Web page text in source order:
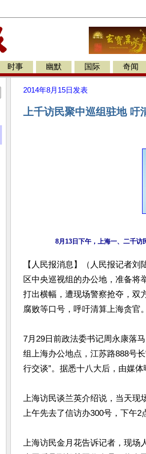
时事 幽默 国际 奇闻
2014年8月15日 发表
上千访民聚中巡组驻地 吁
8月13日下午，上海一、二千访
【人民报消息】（人民报记者
区中央巡视组的办公地，准备将
打出横幅，遭现场警察抢夺，双
腐败等口号，呼吁清算上海贪官。
7月29日前政法委书记周永康落
组上海办公地点，江苏路888号
行交谈”。据悉十八大后，由媒
上海访民谈兰英介绍说，当天现
上午先去了信访办300号，下午2
上海访民金月花告诉记者，现场